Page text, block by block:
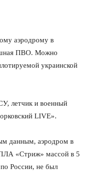
аэродрому в
ПВО. Можно
украинской
летчик и военный
LIVE».
данным, аэродром в
«Стриж» массой в 5
России, не был